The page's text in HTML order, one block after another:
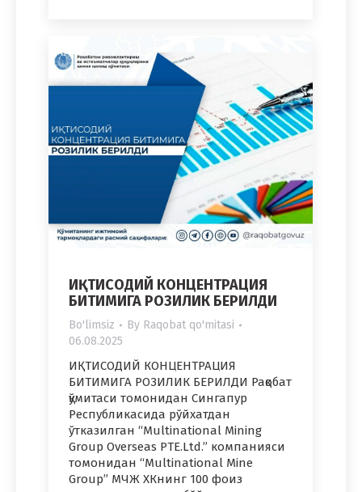
ИҚТИСОДИЙ КОНЦЕНТРАЦИЯ
БИТИМИГА РОЗИЛИК БЕРИЛДИ
Bo'limsiz By Raqobat qo'mitasi
06.08.2025
ИҚТИСОДИЙ КОНЦЕНТРАЦИЯ
БИТИМИГА РОЗИЛИК БЕРИЛДИ Рақобат
қўмитаси томонидан Сингапур
Республикасида рўйхатдан
ўтказилган “Multinational Mining
Group Overseas PTE.Ltd.” компанияси
томонидан “Multinational Mine
Group” МЧЖ ХКнинг 100 фоиз